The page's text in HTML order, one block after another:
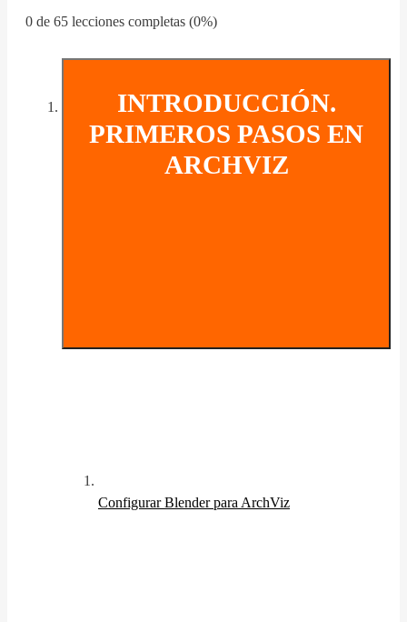
0 de 65 lecciones completas (0%)
INTRODUCCIÓN.
PRIMEROS PASOS EN
ARCHVIZ
Configurar Blender para ArchViz